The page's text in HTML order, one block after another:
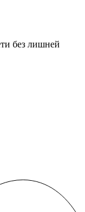
без лишней